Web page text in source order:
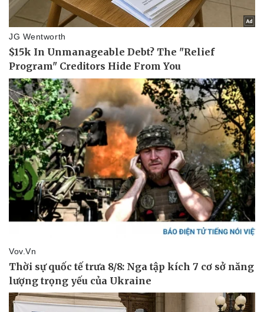
Thể thao
Bóng đá
Lịch thi đấu bóng đá
Thế giới thể thao
eSports
Ô tô - Xe máy
Ô tô
Xe máy
Tư vấn